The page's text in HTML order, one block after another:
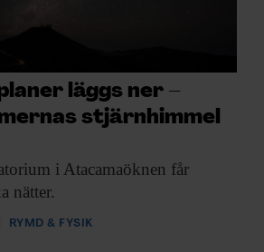
läggs ner –
stjärnhimmel
i Atacamaöknen får
nätter.
RYMD & FYSIK